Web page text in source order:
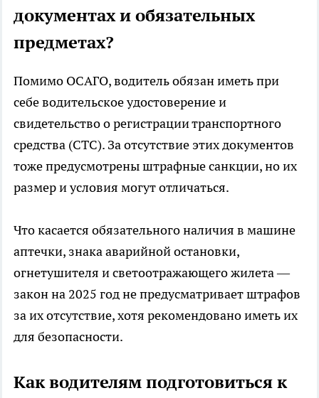
документах и обязательных
предметах?
Помимо ОСАГО, водитель обязан иметь при
себе водительское удостоверение и
свидетельство о регистрации транспортного
средства (СТС). За отсутствие этих документов
тоже предусмотрены штрафные санкции, но их
размер и условия могут отличаться.
Что касается обязательного наличия в машине
аптечки, знака аварийной остановки,
огнетушителя и светоотражающего жилета —
закон на 2025 год не предусматривает штрафов
за их отсутствие, хотя рекомендовано иметь их
для безопасности.
Как водителям подготовиться к